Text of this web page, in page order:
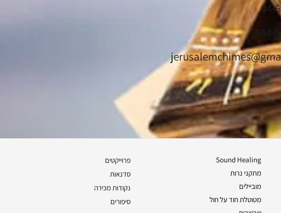
04-
054-
Sound Healing
מתקני נרות
מוביילים
מטוטלת חוד על חול
פרוייקטים
סדנאות
נקודות מכירה
סיפורים